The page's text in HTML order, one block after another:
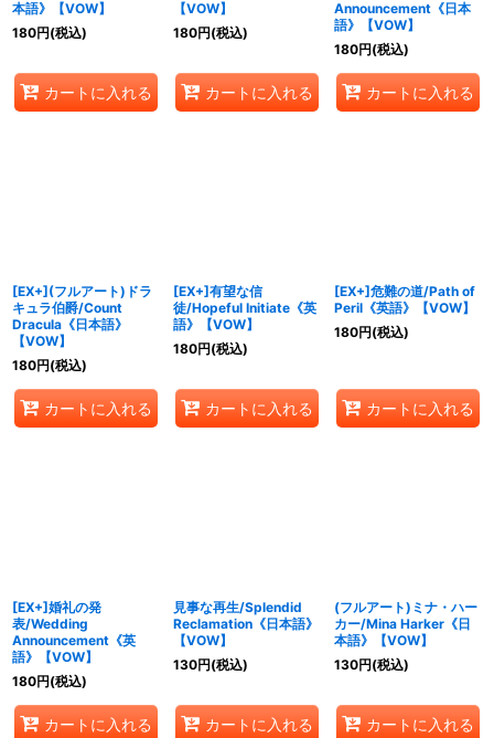
本語》【VOW】
180円(税込)
カートに入れる
【VOW】
180円(税込)
カートに入れる
Announcement《日本
語》【VOW】
180円(税込)
カートに入れる
[EX+](フルアート)ドラ
キュラ伯爵/Count
Dracula《日本語》
【VOW】
180円(税込)
カートに入れる
[EX+]有望な信
徒/Hopeful Initiate《英
語》【VOW】
180円(税込)
カートに入れる
[EX+]危難の道/Path of
Peril《英語》【VOW】
180円(税込)
カートに入れる
[EX+]婚礼の発
表/Wedding
Announcement《英
語》【VOW】
180円(税込)
カートに入れる
見事な再生/Splendid
Reclamation《日本語》
【VOW】
130円(税込)
カートに入れる
(フルアート)ミナ・ハー
カー/Mina Harker《日
本語》【VOW】
130円(税込)
カートに入れる